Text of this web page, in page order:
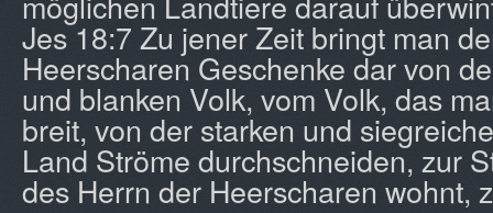
Jes 18:7 Zu jener Zeit bringt man
Heerscharen Geschenke dar von
und blanken Volk, vom Volk, das
breit, von der starken und
Land Ströme durchschneiden, zur
des Herrn der Heerscharen wohnt,